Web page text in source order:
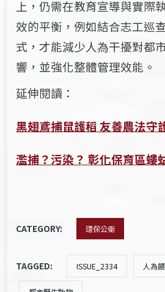
上，仍需在教育宣導與實際
效的平衡，例如結合志工巡
式，才能減少人為干擾對都
響，並強化整體管理效能。
延伸閱讀：
黑翅鳶捕鼠護稻 友善農法守
濫捕？污染？ 彰化保育區螻
CATEGORY: 環保公衛
TAGGED: ISSUE_2334 人為